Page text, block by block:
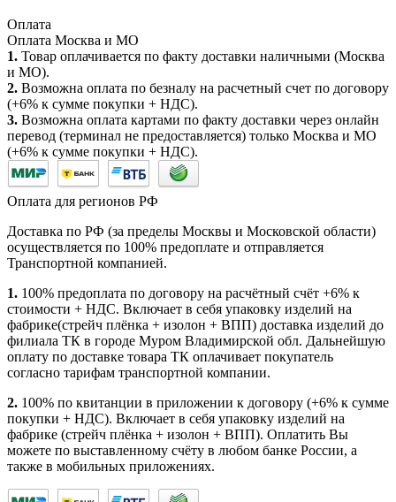
Оплата
Оплата Москва и МО
1. Товар оплачивается по факту доставки наличными (Москва
и МО).
2. Возможна оплата по безналу на расчетный счет по договору
(+6% к сумме покупки + НДС).
3. Возможна оплата картами по факту доставки через онлайн
перевод (терминал не предоставляется) только Москва и МО
(+6% к сумме покупки + НДС).
Оплата для регионов РФ
Доставка по РФ (за пределы Москвы и Московской области)
осуществляется по 100% предоплате и отправляется
Транспортной компанией.
1. 100% предоплата по договору на расчётный счёт +6% к
стоимости + НДС. Включает в себя упаковку изделий на
фабрике(стрейч плёнка + изолон + ВПП) доставка изделий до
филиала ТК в городе Муром Владимирской обл. Дальнейшую
оплату по доставке товара ТК оплачивает покупатель
согласно тарифам транспортной компании.
2. 100% по квитанции в приложении к договору (+6% к сумме
покупки + НДС). Включает в себя упаковку изделий на
фабрике (стрейч плёнка + изолон + ВПП). Оплатить Вы
можете по выставленному счёту в любом банке России, а
также в мобильных приложениях.